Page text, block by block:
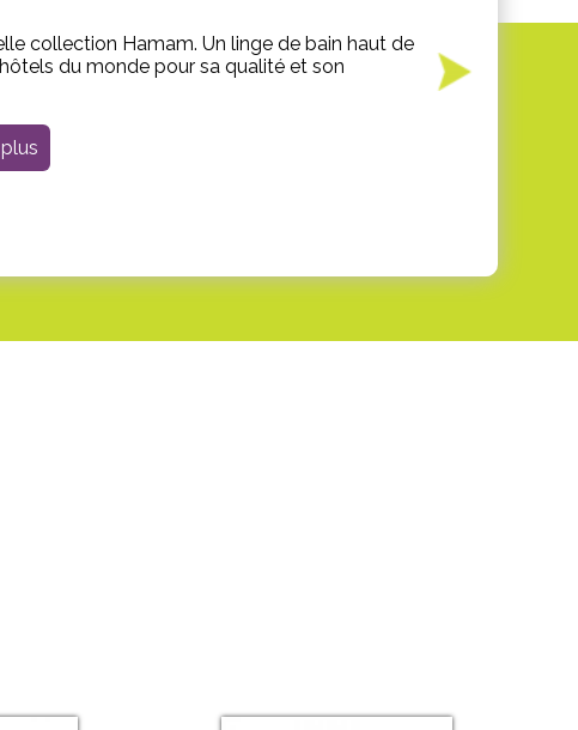
collection Hamam. Un linge de bain haut de
du monde pour sa qualité et son